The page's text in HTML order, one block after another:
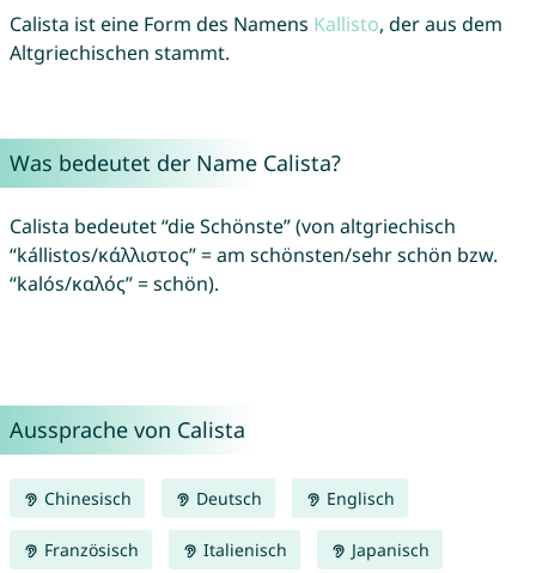
Calista ist eine Form des Namens Kallisto, der aus dem
Altgriechischen stammt.
Was bedeutet der Name Calista?
Calista bedeutet “die Schönste” (von altgriechisch
“kállistos/κάλλιστος” = am schönsten/sehr schön bzw.
“kalós/καλός” = schön).
Aussprache von Calista
Chinesisch Deutsch Englisch
Französisch Italienisch Japanisch